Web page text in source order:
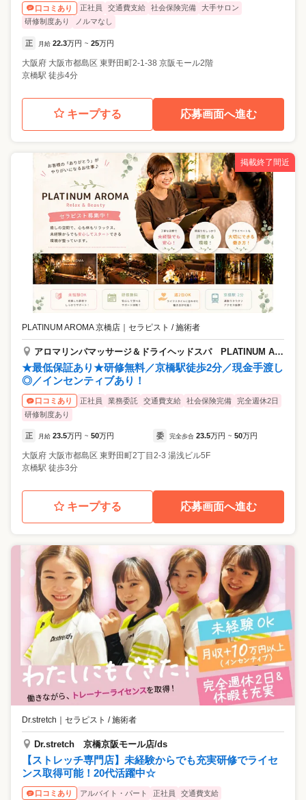
口コミあり 正社員 交通費支給 社会保険完備
大手サロン
研修制度あり
ノルマなし
正 月給 22.3万円 ~ 25万円
大阪府 大阪市都島区 東野田町2-1-38 京阪モール2階
京橋駅 徒歩4分
キープする 応募画面へ進む
掲載終了間近
PLATINUM AROMA 京橋店 セラピスト / 施術者
アロマリンパマッサージ＆ドライヘッドスパ PLATINUM AROMA 京橋店 【プラチナムアロマ】
★最低保証あり★研修無料／京橋駅徒歩2分／現金手渡し
◎／インセンティブあり！
口コミあり 正社員 業務委託 交通費支給 社会保険完備
完全週休2日
研修制度あり
正 月給 23.5万円 ~ 50万円 委 完全歩合 23.5万円 ~ 50万円
大阪府 大阪市都島区 東野田町2丁目2-3 湯浅ビル5F
京橋駅 徒歩3分
キープする 応募画面へ進む
Dr.stretch セラピスト / 施術者
Dr.stretch 京橋京阪モール店/ds
【ストレッチ専門店】未経験からでも充実研修でライセ
ンス取得可能！20代活躍中☆
口コミあり アルバイト・パート 正社員 交通費支給